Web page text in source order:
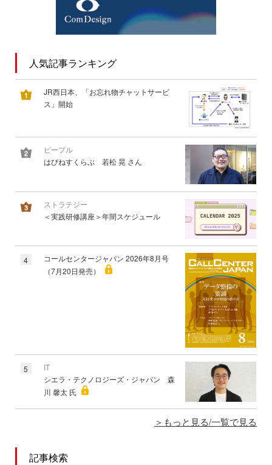
人気記事ランキング
JR西日本、「お忘れ物チャットサービ
ス」開始
ピープル
はぴねすくらぶ 若松 晃 さん
ストラテジー
＜実践研修講座＞年間スケジュール
4
コールセンタージャパン 2026年8月号
（7月20日発売）
5
IT
シエラ・テクノロジーズ・ジャパン 森
川 馨太 氏
もっと見る/一覧で見る
記事検索